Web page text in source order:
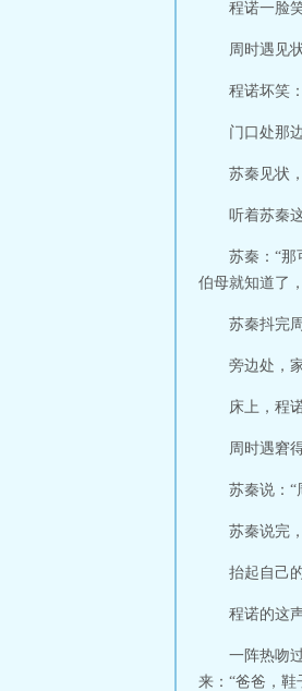
程诺一脸
周时遇见
程诺坏笑
门口处那
苏秦见状
听着苏秦
苏秦：“
伯母就知道了
苏秦抖完
旁边处，
床上，程
周时遇窘
苏秦说：“
苏秦说完
抬起自己
程诺的这
一阵热吻
来：“爸爸，鞋